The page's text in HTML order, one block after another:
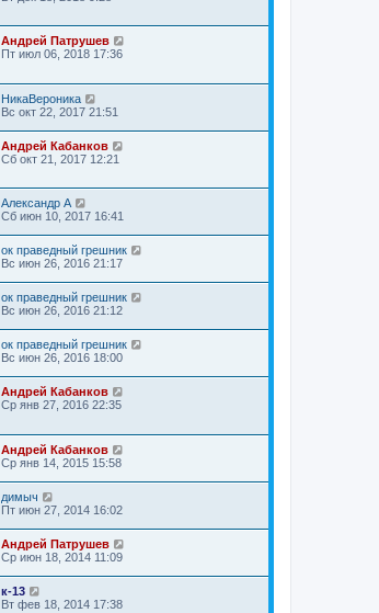
Андрей Патрушев
Пт июл 06, 2018 17:36
НикаВероника
Вс окт 22, 2017 21:51
Андрей Кабанков
Сб окт 21, 2017 12:21
Александр А
Сб июн 10, 2017 16:41
ок праведный грешник
Вс июн 26, 2016 21:17
ок праведный грешник
Вс июн 26, 2016 21:12
ок праведный грешник
Вс июн 26, 2016 18:00
Андрей Кабанков
Ср янв 27, 2016 22:35
Андрей Кабанков
Ср янв 14, 2015 15:58
димыч
Пт июн 27, 2014 16:02
Андрей Патрушев
Ср июн 18, 2014 11:09
к-13
Вт фев 18, 2014 17:38